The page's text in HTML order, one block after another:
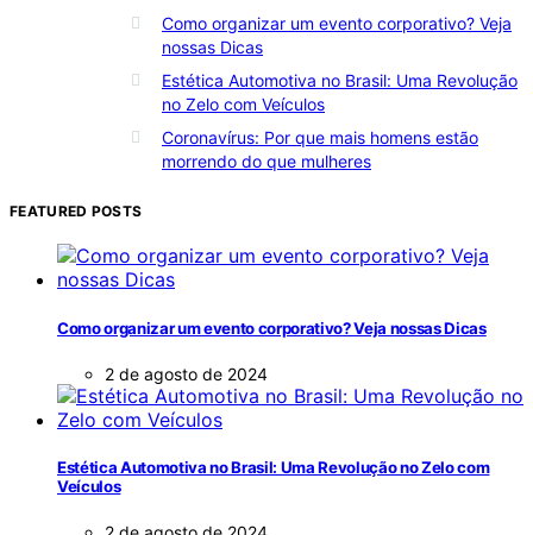
Como organizar um evento corporativo? Veja
nossas Dicas
Estética Automotiva no Brasil: Uma Revolução
no Zelo com Veículos
Coronavírus: Por que mais homens estão
morrendo do que mulheres
FEATURED POSTS
Como organizar um evento corporativo? Veja nossas Dicas
2 de agosto de 2024
Estética Automotiva no Brasil: Uma Revolução no Zelo com
Veículos